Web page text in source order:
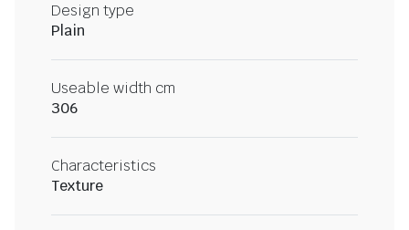
Design type
Plain
Useable width cm
306
Characteristics
Texture